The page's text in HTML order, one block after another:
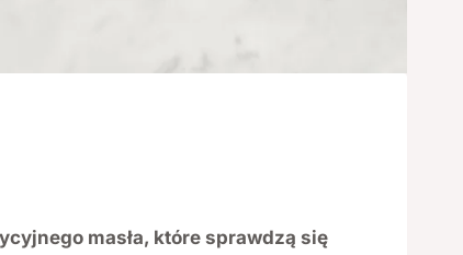
masła, które sprawdzą się